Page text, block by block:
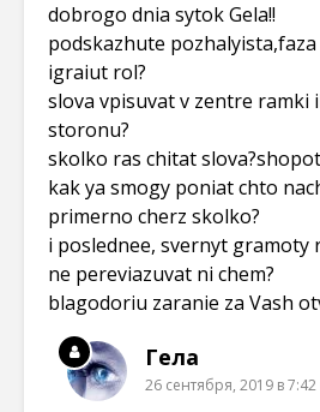
dobrogo dnia sytok Gela!!
podskazhute
igraiut rol?
slova vpisuvat v zentre ramki
storonu?
skolko ras chitat
kak ya smogy poniat chto
primerno cherz skolko?
i poslednee, svernyt gramoty
ne pereviazuvat ni chem?
blagodoriu zaranie za Vash
Гела
26 сентября, 2019 в 7:42